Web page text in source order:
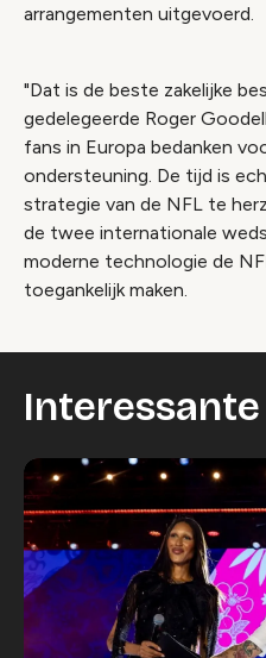
arrangementen uitgevoerd.
"Dat is de beste zakelijke
gedelegeerde Roger
fans in Europa bedanken
ondersteuning. De tijd is
strategie van de NFL te
de twee internationale
moderne technologie de
toegankelijk maken.